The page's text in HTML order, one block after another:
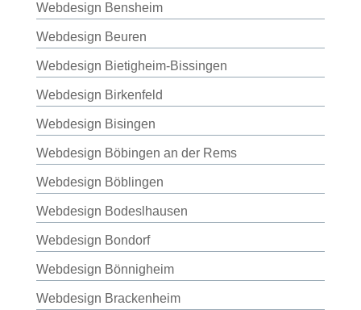
Webdesign Bensheim
Webdesign Beuren
Webdesign Bietigheim-Bissingen
Webdesign Birkenfeld
Webdesign Bisingen
Webdesign Böbingen an der Rems
Webdesign Böblingen
Webdesign Bodeslhausen
Webdesign Bondorf
Webdesign Bönnigheim
Webdesign Brackenheim